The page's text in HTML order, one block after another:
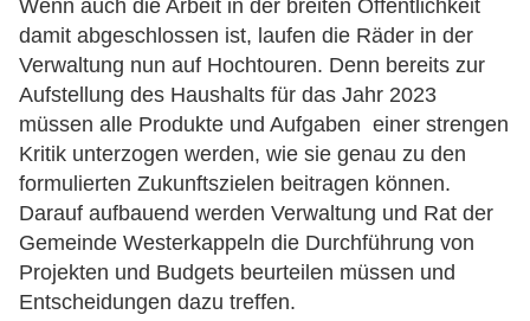
Wenn auch die Arbeit in der breiten Öffentlichkeit
damit abgeschlossen ist, laufen die Räder in der
Verwaltung nun auf Hochtouren. Denn bereits zur
Aufstellung des Haushalts für das Jahr 2023
müssen alle Produkte und Aufgaben einer strengen
Kritik unterzogen werden, wie sie genau zu den
formulierten Zukunftszielen beitragen können.
Darauf aufbauend werden Verwaltung und Rat der
Gemeinde Westerkappeln die Durchführung von
Projekten und Budgets beurteilen müssen und
Entscheidungen dazu treffen.